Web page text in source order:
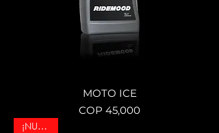
MOTO ICE
Price
COP 45,000
¡NUEVO!